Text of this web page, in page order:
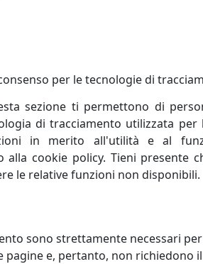
27061
SET 6X CALICE
TRASPARENTE
per le tecnologie di
sezione ti permettono di
di tracciamento utilizzata
in merito all'utilità e al
alla cookie policy. Tieni presente
le relative funzioni non disponibili.
sono strettamente necessari
e, pertanto, non richiedono